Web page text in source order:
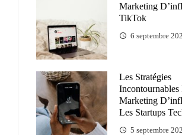
Marketing
TikTok
6 septembre
Les Stratégies
Incontournables
Marketing
Les Startups
5 septembre